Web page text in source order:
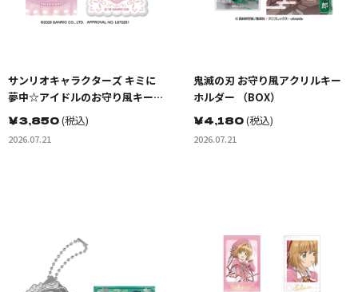
サンリオキャラクターズ キミに
夢中☆アイドルのお守り風キーホ
ルダー （BOX）
￥3,850(税込)
2026.07.21
鬼滅の刃 お守り風アクリルキー
ホルダー （BOX）
￥4,180(税込)
2026.07.21